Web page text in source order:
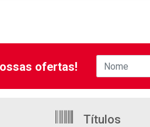
ofertas!
Títulos